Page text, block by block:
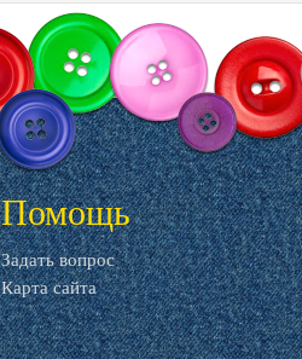
Помощь
Задать вопрос
Карта сайта